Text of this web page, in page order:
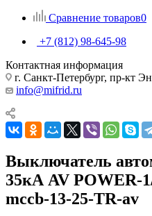
Сравнение товаров0
+7 (812) 98-645-98
Контактная информация
г. Санкт-Петербург, пр-кт
info@mifrid.ru
Выключатель
35кА AV POWER-
mccb-13-25-TR-av